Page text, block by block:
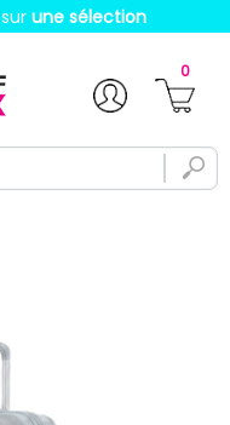
sur une sélection
0